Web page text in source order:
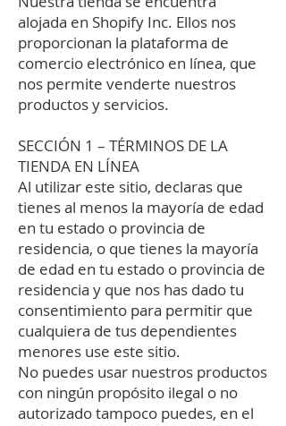
alojada en Shopify Inc. Ellos nos
proporcionan la plataforma de
comercio electrónico en línea, que
nos permite venderte nuestros
productos y servicios.
SECCIÓN 1 – TÉRMINOS DE LA
TIENDA EN LÍNEA
Al utilizar este sitio, declaras que
tienes al menos la mayoría de edad
en tu estado o provincia de
residencia, o que tienes la mayoría
de edad en tu estado o provincia de
residencia y que nos has dado tu
consentimiento para permitir que
cualquiera de tus dependientes
menores use este sitio.
No puedes usar nuestros productos
con ningún propósito ilegal o no
autorizado tampoco puedes, en el